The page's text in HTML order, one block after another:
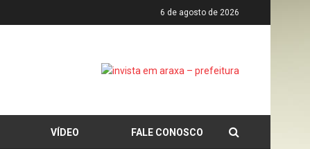
6 de agosto de 2026
VÍDEO FALE CONOSCO